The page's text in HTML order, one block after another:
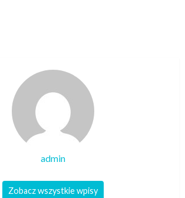
admin
Zobacz wszystkie wpisy